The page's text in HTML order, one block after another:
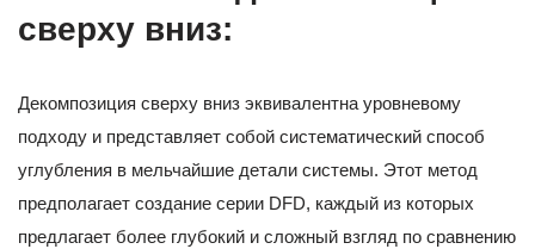
сверху вниз:
Декомпозиция сверху вниз эквивалентна уровневому
подходу и представляет собой систематический способ
углубления в мельчайшие детали системы. Этот метод
предполагает создание серии DFD, каждый из которых
предлагает более глубокий и сложный взгляд по сравнению